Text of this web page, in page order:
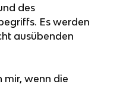
des
Es werden
ausübenden
mir, wenn die